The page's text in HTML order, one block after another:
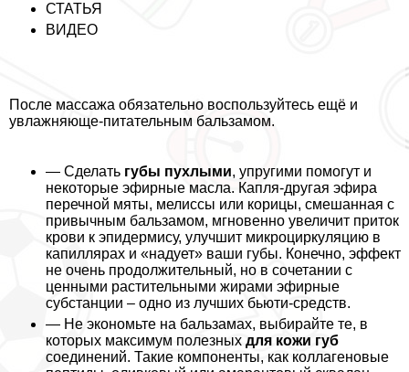
СТАТЬЯ
ВИДЕО
После массажа обязательно воспользуйтесь ещё и
увлажняюще-питательным бальзамом.
— Сделать губы пухлыми, упругими помогут и
некоторые эфирные масла. Капля-другая эфира
перечной мяты, мелиссы или корицы, смешанная с
привычным бальзамом, мгновенно увеличит приток
крови к эпидермису, улучшит микроциркуляцию в
капиллярах и «надует» ваши губы. Конечно, эффект
не очень продолжительный, но в сочетании с
ценными растительными жирами эфирные
субстанции – одно из лучших бьюти-средств.
— Не экономьте на бальзамах, выбирайте те, в
которых максимум полезных для кожи губ
соединений. Такие компоненты, как коллагеновые